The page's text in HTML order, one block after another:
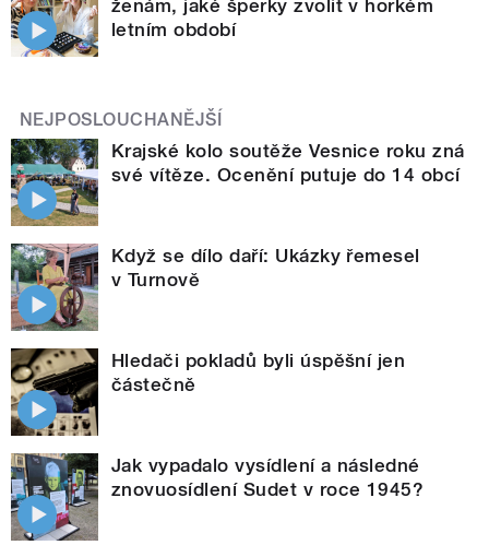
ženám, jaké šperky zvolit v horkém
letním období
NEJPOSLOUCHANĚJŠÍ
Krajské kolo soutěže Vesnice roku zná
své vítěze. Ocenění putuje do 14 obcí
Když se dílo daří: Ukázky řemesel
v Turnově
Hledači pokladů byli úspěšní jen
částečně
Jak vypadalo vysídlení a následné
znovuosídlení Sudet v roce 1945?